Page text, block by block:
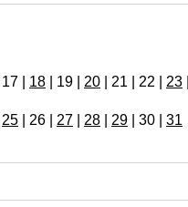
ou pequenas
de diferentes anos,
17 | 18 | 19 | 20 | 21 | 22 | 23
25 | 26 | 27 28 29 | 30 | 31